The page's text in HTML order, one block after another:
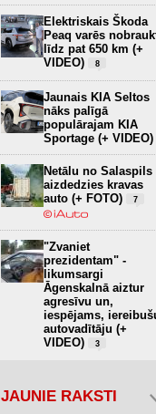
Elektriskais Škoda
Peaq varēs
līdz pat 650 km (+
VIDEO)
8
Jaunais KIA Seltos
nāks palīgā
populārajam KIA
Sportage (+ VIDEO)
Netālu no Salaspils
aizdedzies kravas
auto (+ FOTO)
7
"Zvaniet
prezidentam" -
likumsargi
Āgenskalnā aiztur
agresīvu un,
iespējams,
autovadītāju (+
VIDEO)
3
JAUNIE RAKSTI